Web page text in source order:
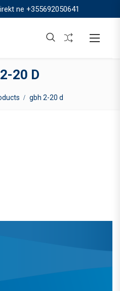
ne +355692050641
20 D
gbh 2-20 d